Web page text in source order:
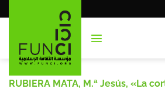
al
RUBIERA MATA, M.ª Jesús, «La